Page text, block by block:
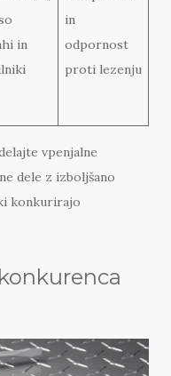
in
in
odpornost
proti lezenju
vpenjalne
dele z izboljšano
konkurirajo